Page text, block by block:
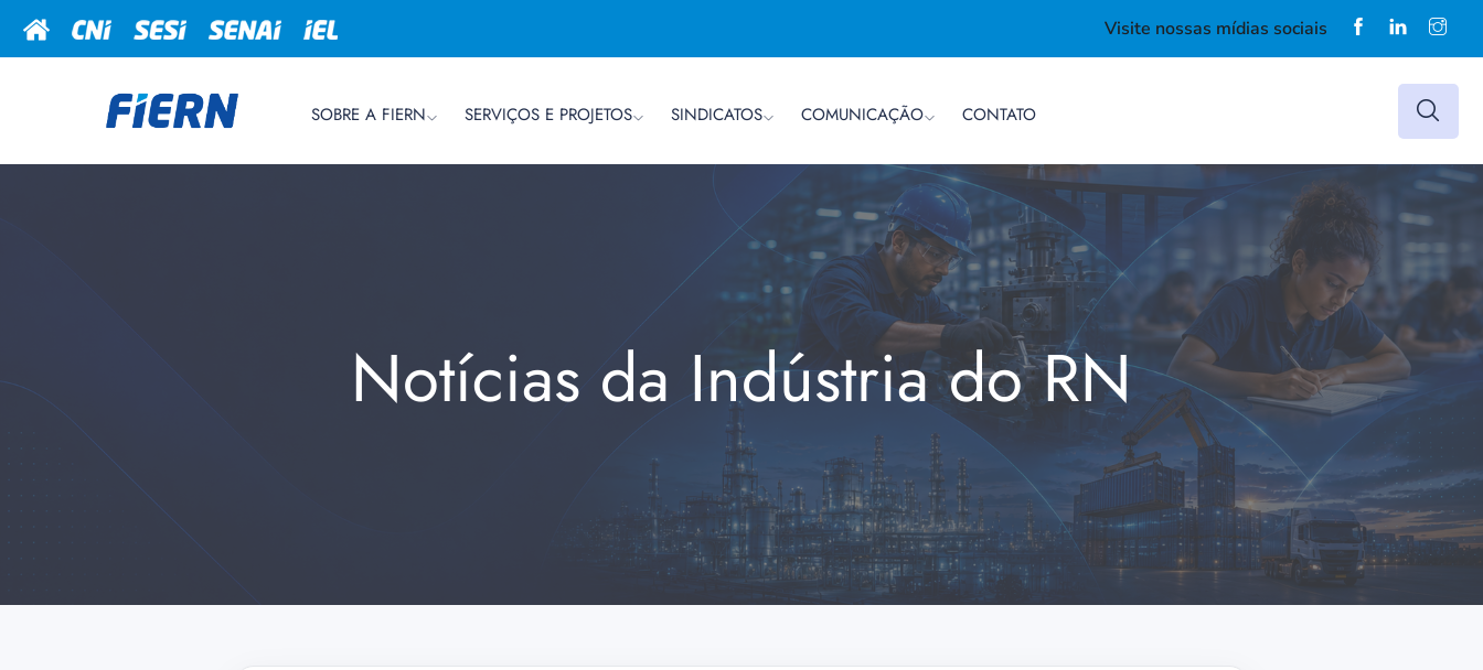
Visite nossas mídias sociais
SOBRE A FIERN SERVIÇOS E PROJETOS SINDICATOS COMUNICAÇÃO CONTATO
Notícias da Indústria do RN